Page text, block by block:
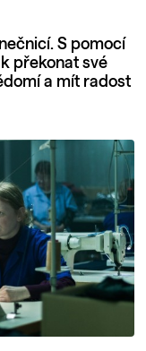
S pomocí
překonat své
a mít radost